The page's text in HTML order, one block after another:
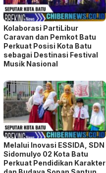
Kolaborasi PartiLibur
Caravan dan Pemkot Batu
Perkuat Posisi Kota Batu
sebagai Destinasi Festival
Musik Nasional
Melalui Inovasi ESSIDA, SDN
Sidomulyo 02 Kota Batu
Perkuat Pendidikan Karakter